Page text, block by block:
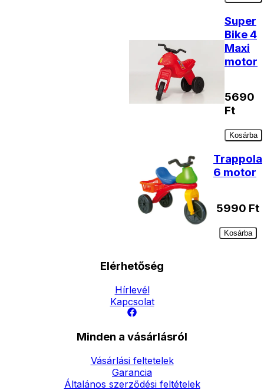
Super
Bike 4
Maxi
motor
5690
Ft
Kosárba
Trappola
6 motor
5990 Ft
Kosárba
Elérhetőség
Hírlevél
Kapcsolat
Minden a vásárlásról
Vásárlási feltetelek
Garancia
Általános szerződési feltételek